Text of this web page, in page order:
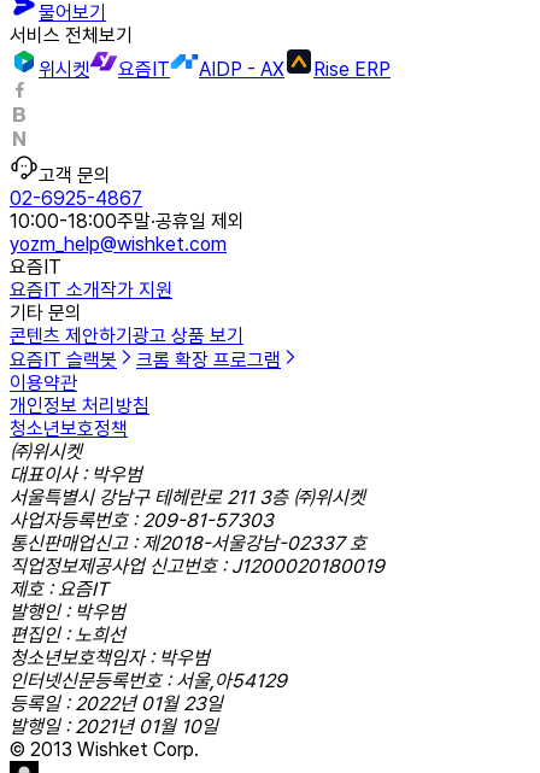
물어보기
서비스 전체보기
위시켓
요즘IT AIDP - AX Rise ERP
고객 문의
02-6925-4867
10:00-18:00주말·공휴일 제외
yozm_help@wishket.com
요즘IT
요즘IT 소개작가 지원
기타 문의
콘텐츠 제안하기 광고 상품 보기
요즘IT 슬랙봇
크롬 확장 프로그램
이용약관
개인정보 처리방침
청소년보호정책
㈜위시켓
대표이사 : 박우범
서울특별시 강남구 테헤란로 211 3층 ㈜위시켓
사업자등록번호 : 209-81-57303
통신판매업신고 : 제2018-서울강남-02337 호
직업정보제공사업 신고번호 : J1200020180019
제호 : 요즘IT
발행인 : 박우범
편집인 : 노희선
청소년보호책임자 : 박우범
인터넷신문등록번호 : 서울,아54129
등록일 : 2022년 01월 23일
발행일 : 2021년 01월 10일
© 2013 Wishket Corp.